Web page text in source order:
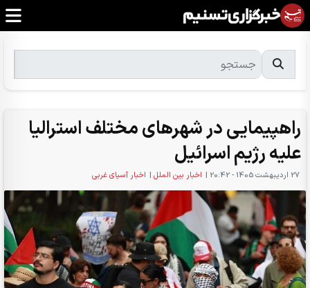
راهپیمایی در شهرهای مختلف استرالیا
علیه رژیم اسرائیل
27 ارديبهشت 1405 - 20:42 | اخبار بین الملل | اخبار آسیای غربی